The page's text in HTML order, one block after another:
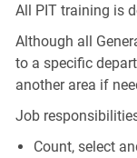
All PIT training is
Although all
to a specific
another area if
Job
Count, select